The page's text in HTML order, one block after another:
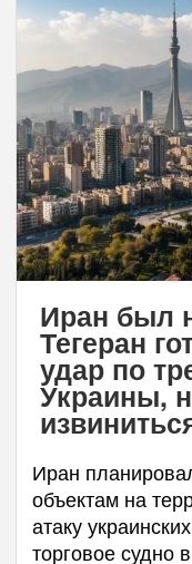
Иран был
Тегеран
удар по
Украины,
Иран
объектам на
атаку
торговое судно